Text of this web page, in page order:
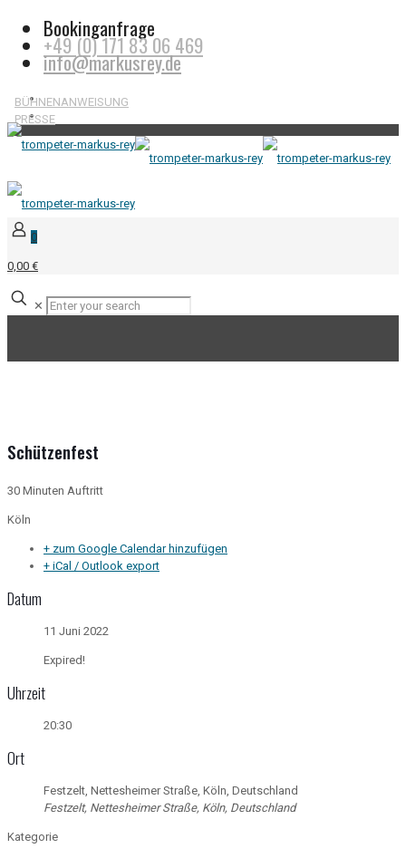
Bookinganfrage
+49 (0) 171 83 06 469
info@markusrey.de
BÜHNENANWEISUNG
PRESSE
0
0,00 €
✕
Schützenfest
30 Minuten Auftritt
Köln
+ zum Google Calendar hinzufügen
+ iCal / Outlook export
Datum
11 Juni 2022
Expired!
Uhrzeit
20:30
Ort
Festzelt, Nettesheimer Straße, Köln, Deutschland
Festzelt, Nettesheimer Straße, Köln, Deutschland
Kategorie